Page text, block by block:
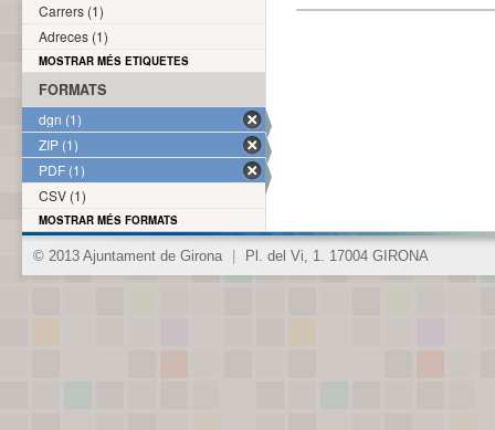
Carrers (1)
Adreces (1)
MOSTRAR MÉS ETIQUETES
FORMATS
dgn (1)
ZIP (1)
PDF (1)
CSV (1)
MOSTRAR MÉS FORMATS
© 2013 Ajuntament de Girona Pl. del Vi, 1. 17004 GIRONA